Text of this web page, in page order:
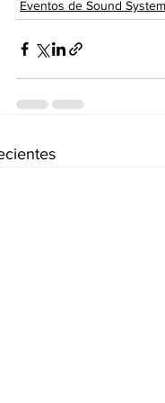
Eventos de Sound